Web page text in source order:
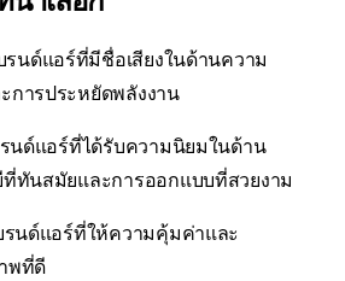
รนด์แอร์ที่มีชื่อเสียงในด้านความ
การประหยัดพลังงาน
นด์แอร์ที่ได้รับความนิยมในด้าน
ที่ทันสมัยและการออกแบบที่สวยงาม
รนด์แอร์ที่ให้ความคุ้มค่าและ
พที่ดี